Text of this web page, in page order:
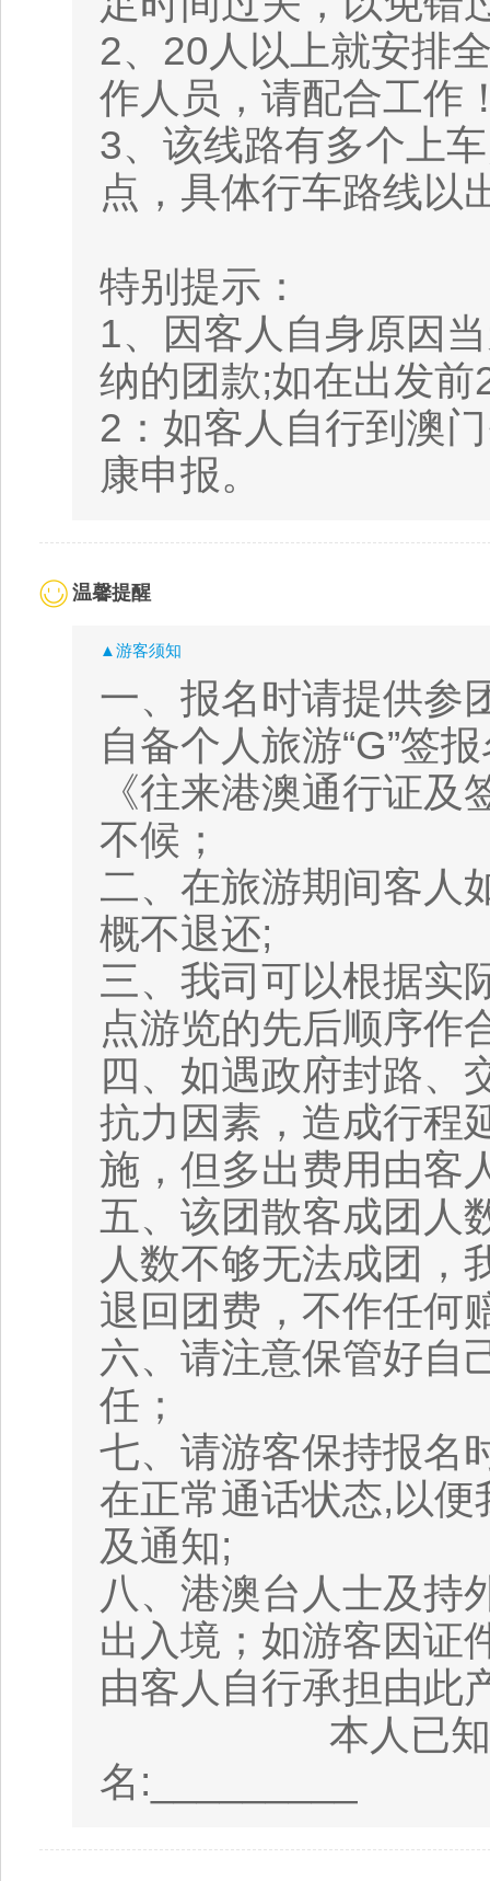
2、20人以上就安排
作人员，请配合工作
3、该线路有多个上
点，具体行车路线以
特别提示：
1、因客人自身原因
纳的团款;如在出发
2：如客人自行到澳
康申报。
温馨提醒
▲游客须知
一、报名时请提供参
自备个人旅游“G”签
《往来港澳通行证
不候；
二、在旅游期间客人
概不退还;
三、我司可以根据实
点游览的先后顺序作
四、如遇政府封路、
抗力因素，造成行程
施，但多出费用由客
五、该团散客成团人
人数不够无法成团，
退回团费，不作任何
六、请注意保管好自
任；
七、请游客保持报名
在正常通话状态,以
及通知;
八、港澳台人士及持
出入境；如游客因证
由客人自行承担由此
本人已知悉并
名:_________